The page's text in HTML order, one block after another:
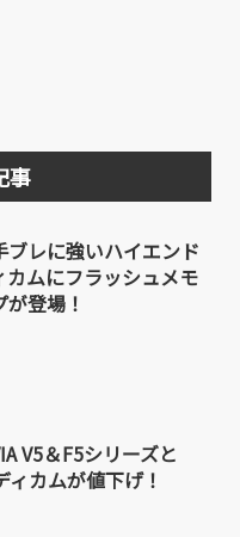
事
ブレに強いハイエンド
カムにフラッシュメモ
登場！
V5＆F5シリーズと
ィカムが値下げ！